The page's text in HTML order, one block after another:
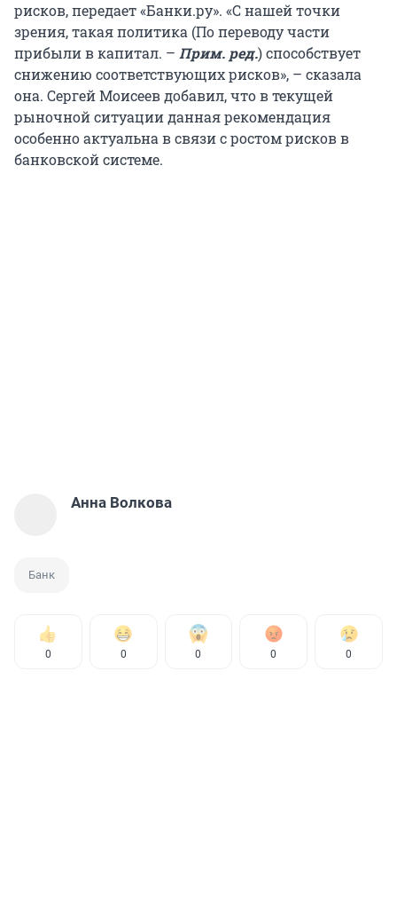
рисков, передает «Банки.ру». «С нашей точки
зрения, такая политика (По переводу части
прибыли в капитал. – Прим. ред.) способствует
снижению соответствующих рисков», – сказала
она. Сергей Моисеев добавил, что в текущей
рыночной ситуации данная рекомендация
особенно актуальна в связи с ростом рисков в
банковской системе.
Анна Волкова
Банк
0 0 0 0 0